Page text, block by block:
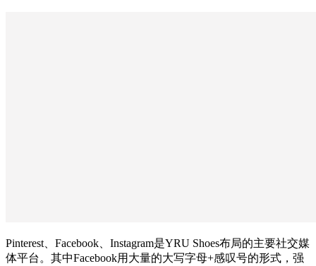
Pinterest、Facebook、Instagram是YRU Shoes布局的主要社交媒
体平台。其中Facebook用大量的大写字母+感叹号的形式，强